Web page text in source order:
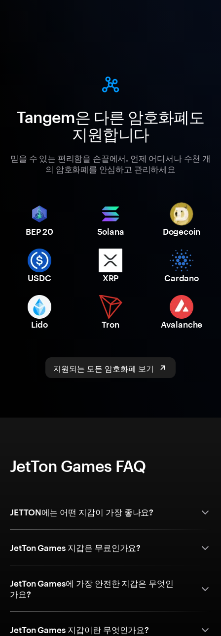
Tangem은 다른 암호화폐도
지원합니다
믿을 수 있는 편리함을 손끝에서. 언제 어디서나 수천 개
의 암호화폐를 안심하고 관리하세요
BEP 20 Solana Dogecoin
USDC XRP Cardano
Lido Tron Avalanche
지원되는 모든 암호화폐 보기
JetTon Games FAQ
JETTON에는 어떤 지갑이 가장 좋나요?
JetTon Games 지갑은 무료인가요?
JetTon Games에 가장 안전한 지갑은 무엇인
가요?
JetTon Games 지갑이란 무엇인가요?